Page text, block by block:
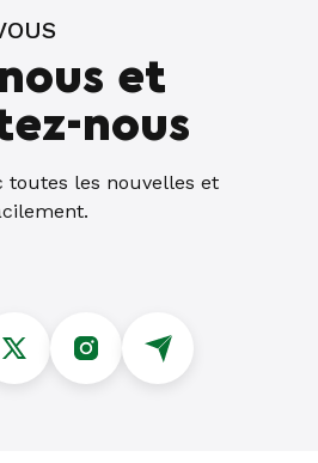
et
nous
toutes les nouvelles et